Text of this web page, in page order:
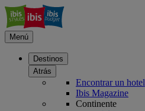
Menú
Destinos
Atrás
Encontrar un hotel
Ibis Magazine
Continente